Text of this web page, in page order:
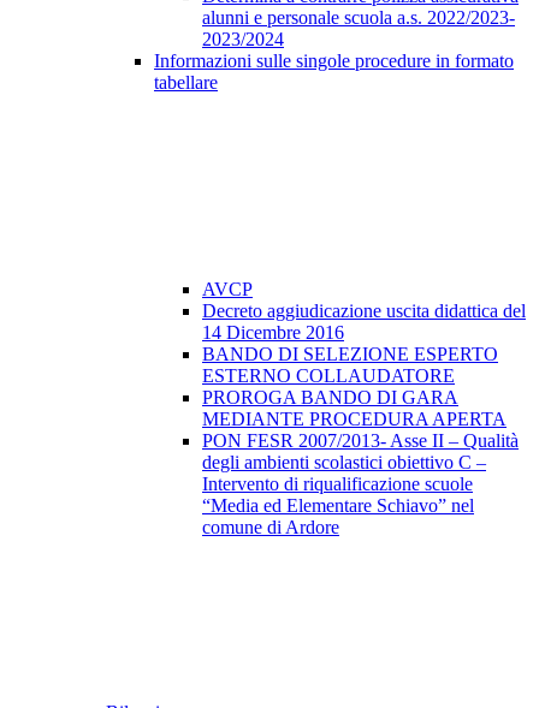
alunni e personale scuola a.s. 2022/2023-
2023/2024
Informazioni sulle singole procedure in formato
tabellare
AVCP
Decreto aggiudicazione uscita didattica del
14 Dicembre 2016
BANDO DI SELEZIONE ESPERTO
ESTERNO COLLAUDATORE
PROROGA BANDO DI GARA
MEDIANTE PROCEDURA APERTA
PON FESR 2007/2013- Asse II – Qualità
degli ambienti scolastici obiettivo C –
Intervento di riqualificazione scuole
“Media ed Elementare Schiavo” nel
comune di Ardore